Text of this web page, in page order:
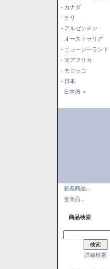
- カナダ
- チリ
- アルゼンチン
- オーストラリア
- ニュージーランド
- 南アフリカ
- モロッコ
- 日本
日本酒->
新着商品...
全商品...
商品検索
詳細検索